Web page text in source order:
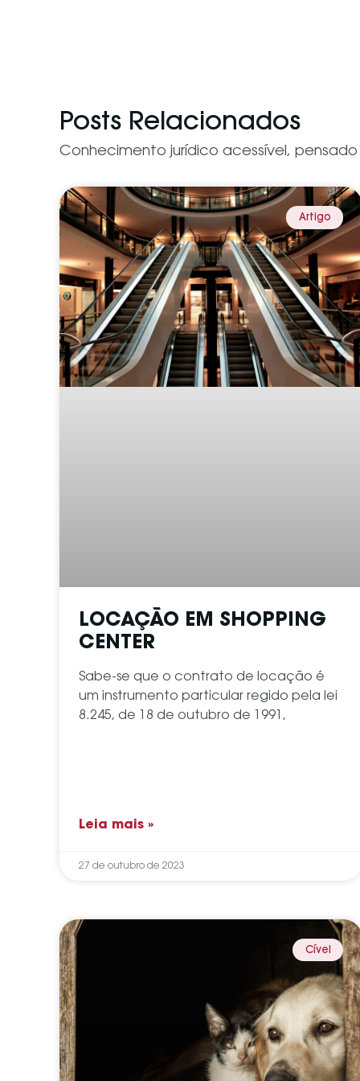
Posts Relacionados
Conhecimento jurídico acessível,
Artigo
LOCAÇÃO EM SHOPPING
CENTER
Sabe-se que o contrato de locação é
um instrumento particular regido pela lei
8.245, de 18 de outubro de 1991,
Leia mais »
27 de outubro de 2023
Cível